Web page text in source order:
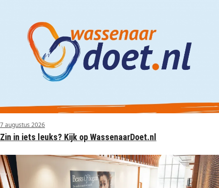
7 augustus 2026
Zin in iets leuks? Kijk op WassenaarDoet.nl